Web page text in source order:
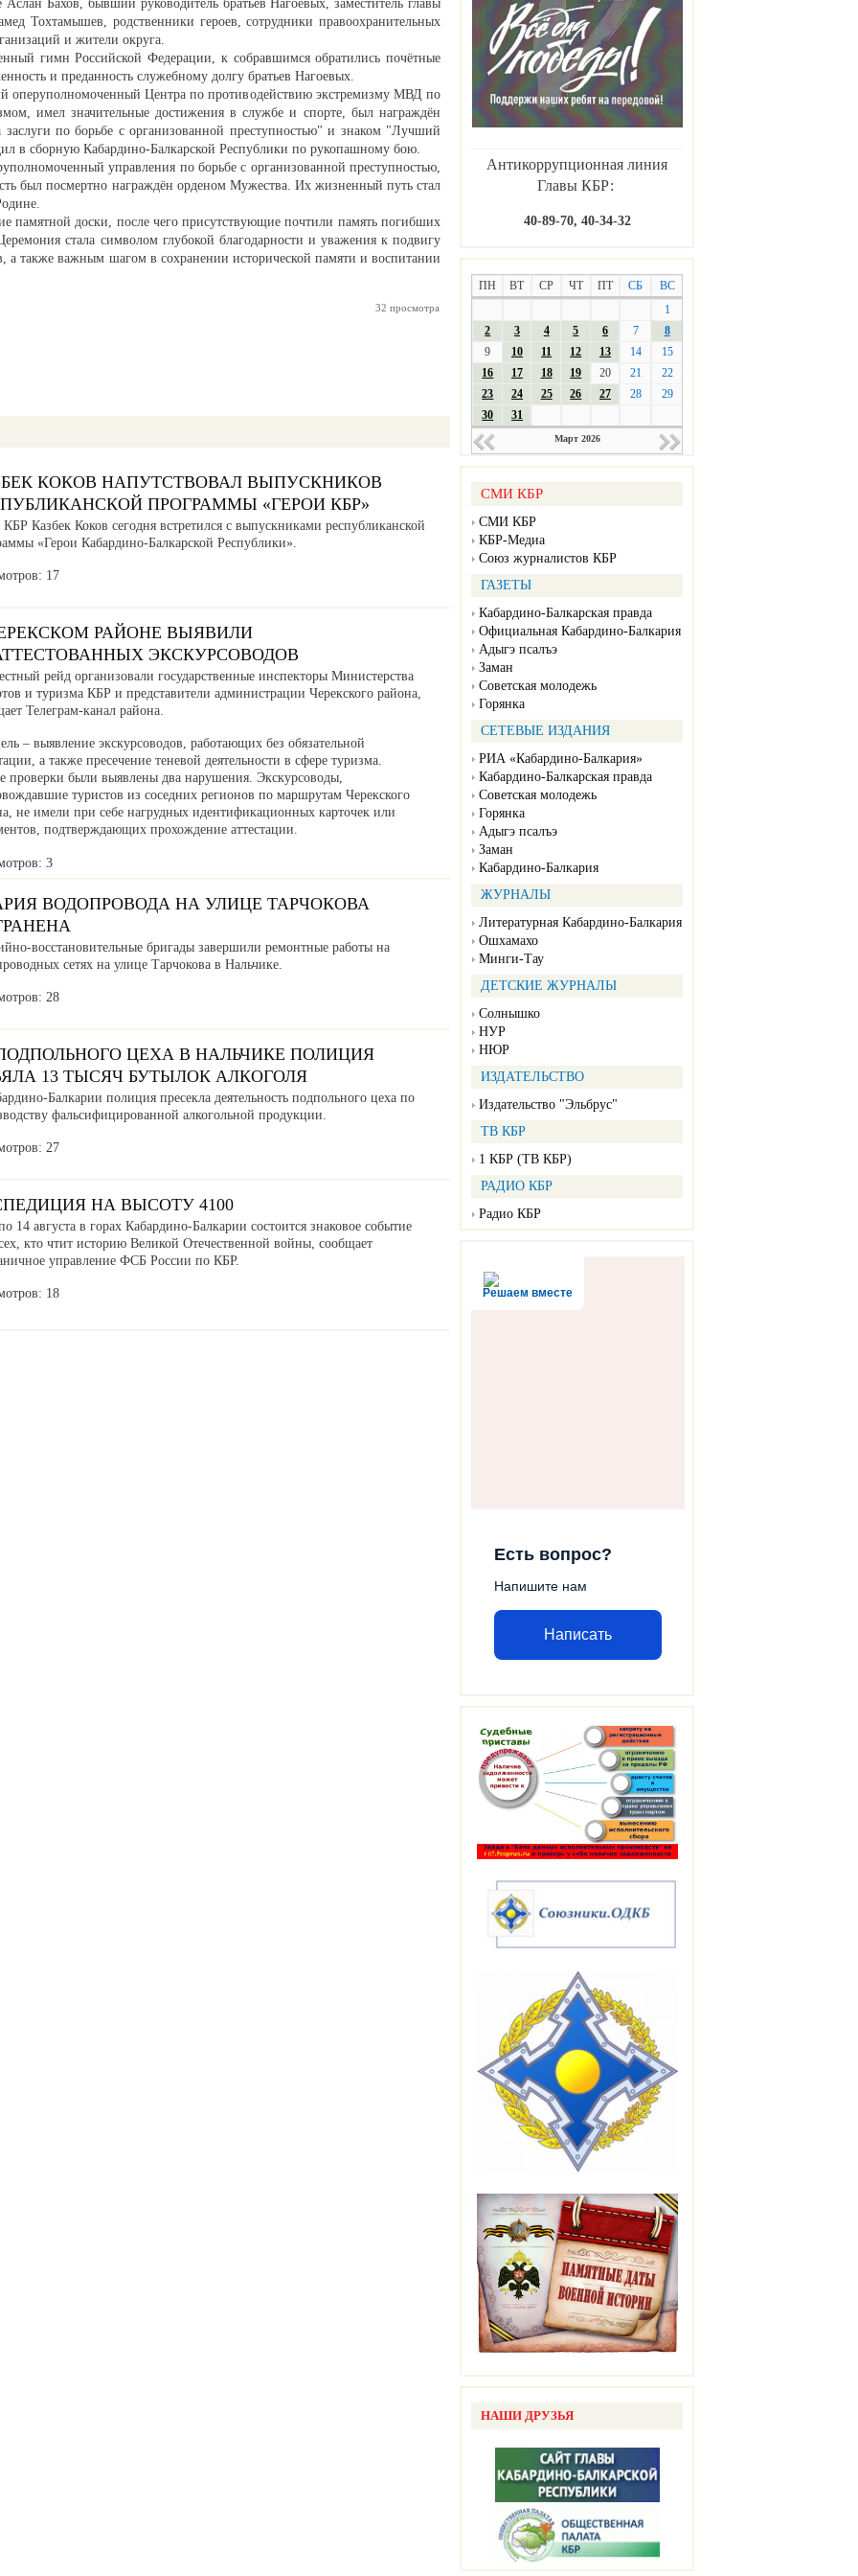
Антикоррупционная линия
Главы КБР:
40-89-70, 40-34-32
ПН ВТ СР ЧТ ПТ СБ
ВС
1
2
3 4 5 6 7
8
9
10 11 12 13 14
15
16
17 18 19 20 21
22
23
24 25 26 27 28
29
30
31
Март 2026
СМИ КБР
СМИ КБР
КБР-Медиа
Союз журналистов КБР
ГАЗЕТЫ
Кабардино-Балкарская правда
Официальная Кабардино-Балкария
Адыгэ псалъэ
Заман
Советская молодежь
Горянка
СЕТЕВЫЕ ИЗДАНИЯ
РИА «Кабардино-Балкария»
Кабардино-Балкарская правда
Советская молодежь
Горянка
Адыгэ псалъэ
Заман
Кабардино-Балкария
ЖУРНАЛЫ
Литературная Кабардино-Балкария
Ошхамахо
Минги-Тау
ДЕТСКИЕ ЖУРНАЛЫ
Солнышко
НУР
НЮР
ИЗДАТЕЛЬСТВО
Издательство "Эльбрус"
ТВ КБР
1 КБР (ТВ КБР)
РАДИО КБР
Радио КБР
Решаем вместе
Есть вопрос?
Напишите нам
Написать
НАШИ ДРУЗЬЯ
Бахов, бывший руководитель братьев Нагоевых, заместитель главы
Тохтамышев, родственники героев, сотрудники правоохранительных
и жители округа.
гимн Российской Федерации, к собравшимся обратились почётные
и преданность служебному долгу братьев Нагоевых.
Центра по противодействию экстремизму МВД по
имел значительные достижения в службе и спорте, был награждён
по борьбе с организованной преступностью" и знаком "Лучший
в сборную Кабардино-Балкарской Республики по рукопашному бою.
управления по борьбе с организованной преступностью,
был посмертно награждён орденом Мужества. Их жизненный путь стал
памятной доски, после чего присутствующие почтили память погибших
стала символом глубокой благодарности и уважения к подвигу
а также важным шагом в сохранении исторической памяти и воспитании
32 просмотра
КОКОВ НАПУТСТВОВАЛ ВЫПУСКНИКОВ
ПРОГРАММЫ «ГЕРОИ КБР»
КБР Казбек Коков сегодня встретился с выпускниками республиканской
«Герои Кабардино-Балкарской Республики».
17
РАЙОНЕ ВЫЯВИЛИ
ЭКСКУРСОВОДОВ
рейд организовали государственные инспекторы Министерства
и туризма КБР и представители администрации Черекского района,
Телеграм-канал района.
– выявление экскурсоводов, работающих без обязательной
а также пресечение теневой деятельности в сфере туризма.
проверки были выявлены два нарушения. Экскурсоводы,
туристов из соседних регионов по маршрутам Черекского
не имели при себе нагрудных идентификационных карточек или
подтверждающих прохождение аттестации.
3
ВОДОПРОВОДА НА УЛИЦЕ ТАРЧОКОВА
восстановительные бригады завершили ремонтные работы на
сетях на улице Тарчокова в Нальчике.
28
ЦЕХА В НАЛЬЧИКЕ ПОЛИЦИЯ
13 ТЫСЯЧ БУТЫЛОК АЛКОГОЛЯ
Балкарии полиция пресекла деятельность подпольного цеха по
фальсифицированной алкогольной продукции.
27
НА ВЫСОТУ 4100
14 августа в горах Кабардино-Балкарии состоится знаковое событие
кто чтит историю Великой Отечественной войны, сообщает
управление ФСБ России по КБР.
18